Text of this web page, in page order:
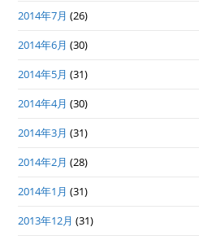
2014年7月 (26)
2014年6月 (30)
2014年5月 (31)
2014年4月 (30)
2014年3月 (31)
2014年2月 (28)
2014年1月 (31)
2013年12月 (31)